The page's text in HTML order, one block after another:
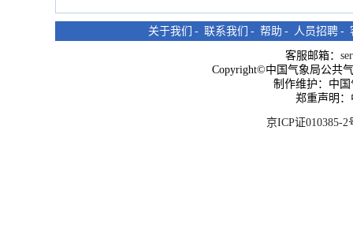
关于我们 - 联系我们 - 帮助 - 人员招聘 -
客服邮箱：
Copyright©中国气象局公共
制作维护：中
郑重声明
京ICP证010385-2